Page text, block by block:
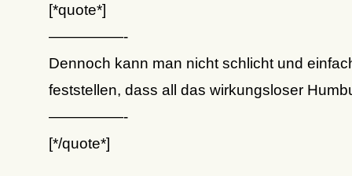
[*quote*]
—————-
Dennoch kann man nicht schlicht und
feststellen, dass all das wirkungsloser
—————-
[*/quote*]